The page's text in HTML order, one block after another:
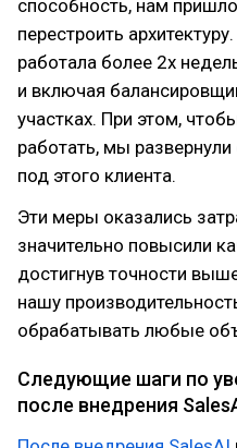
способность, нам
перестроить
работала более 2х
и включая
участках. При этом,
работать, мы
под этого клиента.
Эти меры оказались
значительно повысили
достигнув точности
нашу
обрабатывать любые
Следующие шаги по
после внедрения